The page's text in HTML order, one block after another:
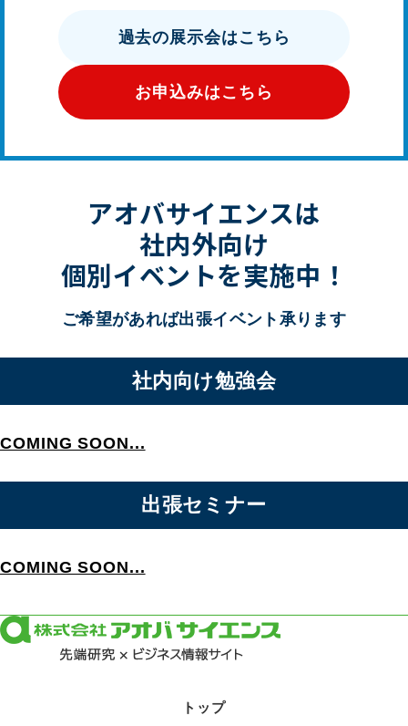
過去の展示会はこちら
お申込みはこちら
アオバサイエンスは
社内外向け
個別イベントを実施中！
ご希望があれば出張イベント承ります
社内向け勉強会
COMING SOON...
出張セミナー
COMING SOON...
トップ